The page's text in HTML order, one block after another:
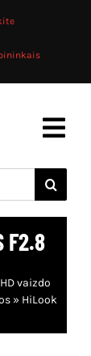
F2.8
vaizdo
» HiLook